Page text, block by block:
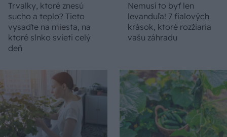
Trvalky, ktoré znesú
sucho a teplo? Tieto
vysaďte na miesta, na
ktoré slnko svieti celý
deň
Nemusí to byť len
levanduľa! 7 fialových
krások, ktoré rozžiaria
vašu záhradu